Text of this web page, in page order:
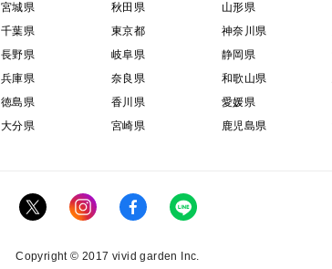
宮城県 秋田県 山形県
千葉県 東京都 神奈川県
長野県 岐阜県 静岡県
兵庫県 奈良県 和歌山県
徳島県 香川県 愛媛県
大分県 宮崎県 鹿児島県
Copyright © 2017 vivid garden Inc.